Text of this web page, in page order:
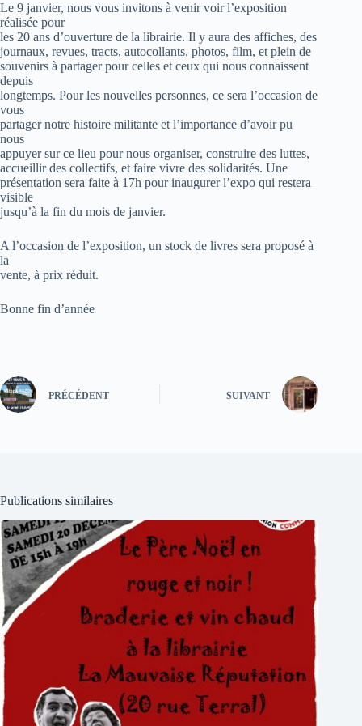
Le 9 janvier, nous vous invitons à venir voir l’exposition
réalisée pour
les 20 ans d’ouverture de la librairie. Il y aura des affiches, des
journaux, revues, tracts, autocollants, photos, film, et plein de
souvenirs à partager pour celles et ceux qui nous connaissent
depuis
longtemps. Pour les nouvelles personnes, ce sera l’occasion de
vous
partager notre histoire militante et l’importance d’avoir pu
nous
appuyer sur ce lieu pour nous organiser, construire des luttes,
accueillir des collectifs, et faire vivre des solidarités. Une
présentation sera faite à 17h pour inaugurer l’expo qui restera
visible
jusqu’à la fin du mois de janvier.
A l’occasion de l’exposition, un stock de livres sera proposé à
la
vente, à prix réduit.
Bonne fin d’année
PRÉCÉDENT SUIVANT
Publications similaires